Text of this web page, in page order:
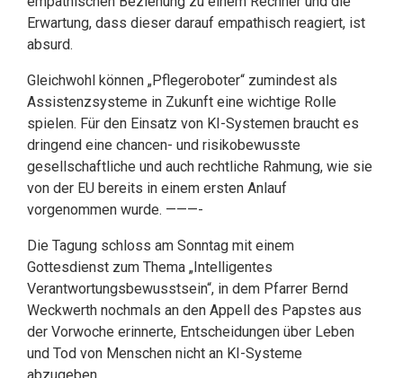
Erwartung, dass dieser darauf empathisch reagiert, ist
absurd.
Gleichwohl können „Pflegeroboter“ zumindest als
Assistenzsysteme in Zukunft eine wichtige Rolle
spielen. Für den Einsatz von KI-Systemen braucht es
dringend eine chancen- und risikobewusste
gesellschaftliche und auch rechtliche Rahmung, wie sie
von der EU bereits in einem ersten Anlauf
vorgenommen wurde. ­­———-
Die Tagung schloss am Sonntag mit einem
Gottesdienst zum Thema „Intelligentes
Verantwortungsbewusstsein“, in dem Pfarrer Bernd
Weckwerth nochmals an den Appell des Papstes aus
der Vorwoche erinnerte, Entscheidungen über Leben
und Tod von Menschen nicht an KI-Systeme